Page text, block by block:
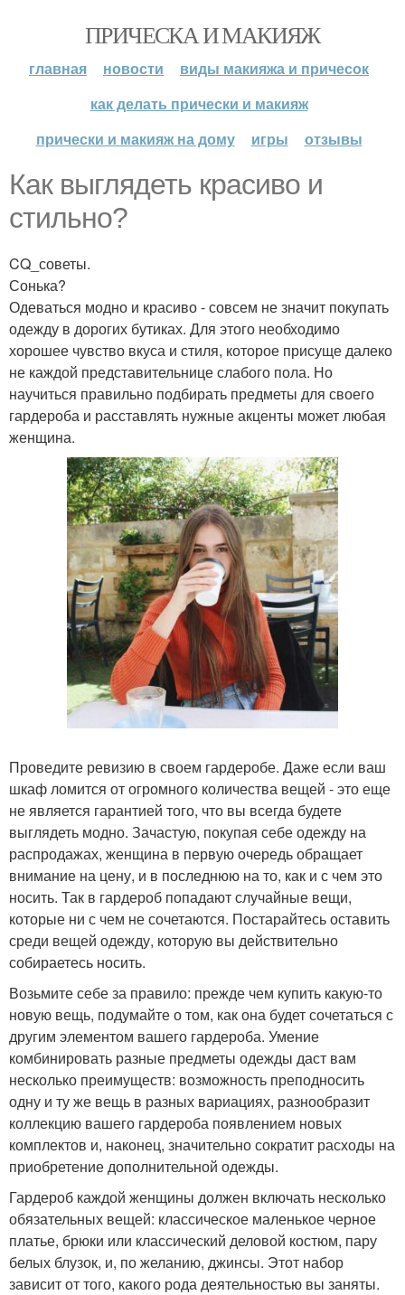
ПРИЧЕСКА И МАКИЯЖ
главная новости
виды макияжа и причесок
как делать прически и макияж
прически и макияж на дому
игры отзывы
Как выглядеть красиво и
стильно?
CQ_советы.
Сонька?
Одеваться модно и красиво - совсем не значит покупать
одежду в дорогих бутиках. Для этого необходимо
хорошее чувство вкуса и стиля, которое присуще далеко
не каждой представительнице слабого пола. Но
научиться правильно подбирать предметы для своего
гардероба и расставлять нужные акценты может любая
женщина.
Проведите ревизию в своем гардеробе. Даже если ваш
шкаф ломится от огромного количества вещей - это еще
не является гарантией того, что вы всегда будете
выглядеть модно. Зачастую, покупая себе одежду на
распродажах, женщина в первую очередь обращает
внимание на цену, и в последнюю на то, как и с чем это
носить. Так в гардероб попадают случайные вещи,
которые ни с чем не сочетаются. Постарайтесь оставить
среди вещей одежду, которую вы действительно
собираетесь носить.
Возьмите себе за правило: прежде чем купить какую-то
новую вещь, подумайте о том, как она будет сочетаться с
другим элементом вашего гардероба. Умение
комбинировать разные предметы одежды даст вам
несколько преимуществ: возможность преподносить
одну и ту же вещь в разных вариациях, разнообразит
коллекцию вашего гардероба появлением новых
комплектов и, наконец, значительно сократит расходы на
приобретение дополнительной одежды.
Гардероб каждой женщины должен включать несколько
обязательных вещей: классическое маленькое черное
платье, брюки или классический деловой костюм, пару
белых блузок, и, по желанию, джинсы. Этот набор
зависит от того, какого рода деятельностью вы заняты.